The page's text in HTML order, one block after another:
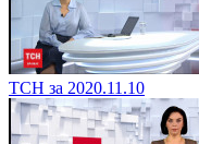
ТСН за 2020.11.10